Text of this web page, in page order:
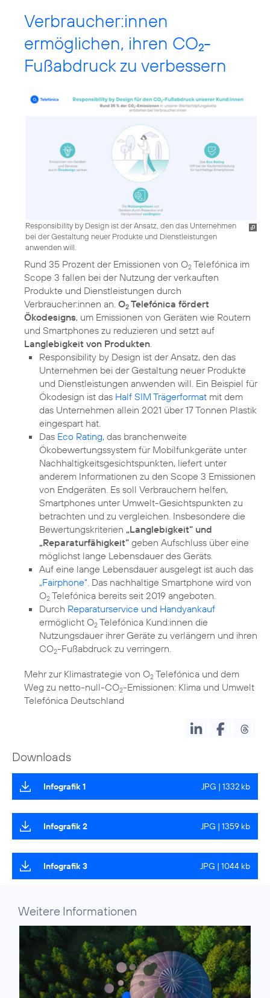
Verbraucher:innen
ermöglichen, ihren CO2-
Fußabdruck zu verbessern
Responsibility by Design ist der Ansatz, den das Unternehmen
bei der Gestaltung neuer Produkte und Dienstleistungen
anwenden will.
Rund 35 Prozent der Emissionen von O2 Telefónica im
Scope 3 fallen bei der Nutzung der verkauften
Produkte und Dienstleistungen durch
Verbraucher:innen an. O2 Telefónica fördert
Ökodesigns, um Emissionen von Geräten wie Routern
und Smartphones zu reduzieren und setzt auf
Langlebigkeit von Produkten
Responsibility by Design ist der Ansatz, den das
Unternehmen bei der Gestaltung neuer Produkte
und Dienstleistungen anwenden will. Ein Beispiel für
Ökodesign ist das Half SIM Trägerformat mit dem
das Unternehmen allein 2021 über 17 Tonnen Plastik
eingespart hat.
Das Eco Rating, das branchenweite
Ökobewertungssystem für Mobilfunkgeräte unter
Nachhaltigkeitsgesichtspunkten, liefert unter
anderem Informationen zu den Scope 3 Emissionen
von Endgeräten. Es soll Verbrauchern helfen,
Smartphones unter Umwelt-Gesichtspunkten zu
betrachten und zu vergleichen. Insbesondere die
Bewertungskriterien „Langlebigkeit“ und
„Reparaturfähigkeit“ geben Aufschluss über eine
möglichst lange Lebensdauer des Geräts.
Auf eine lange Lebensdauer ausgelegt ist auch das
„Fairphone“. Das nachhaltige Smartphone wird von
O2 Telefónica bereits seit 2019 angeboten.
Durch Reparaturservice und Handyankauf
ermöglicht O2 Telefónica Kund:innen die
Nutzungsdauer ihrer Geräte zu verlängern und ihren
CO2-Fußabdruck zu verringern.
Mehr zur Klimastrategie von O2 Telefónica und dem
Weg zu netto-null-CO2-Emissionen: Klima und Umwelt
Telefónica Deutschland
Downloads
Infografik 1 JPG | 1332 kb
Infografik 2 JPG | 1359 kb
Infografik 3 JPG | 1044 kb
Weitere Informationen